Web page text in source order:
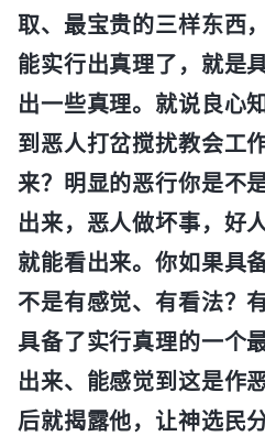
取、最宝贵的三样东西
能实行出真理了，就是
出一些真理。就说良心
到恶人打岔搅扰教会工
来？明显的恶行你是不
出来，恶人做坏事，好
就能看出来。你如果具
不是有感觉、有看法？
具备了实行真理的一个
出来、能感觉到这是作
后就揭露他，让神选民